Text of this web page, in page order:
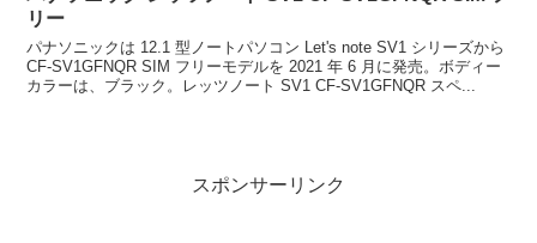
リー
パナソニックは 12.1 型ノートパソコン Let's note SV1 シリーズから
CF-SV1GFNQR SIM フリーモデルを 2021 年 6 月に発売。ボディー
カラーは、ブラック。レッツノート SV1 CF-SV1GFNQR スペ...
スポンサーリンク